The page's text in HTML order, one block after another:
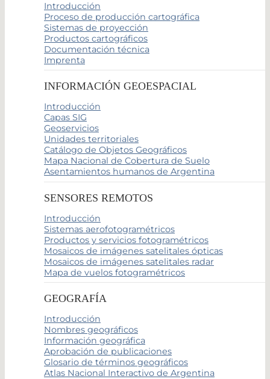
Introducción
Proceso de producción cartográfica
Sistemas de proyección
Productos cartográficos
Documentación técnica
Imprenta
INFORMACIÓN GEOESPACIAL
Introducción
Capas SIG
Geoservicios
Unidades territoriales
Catálogo de Objetos Geográficos
Mapa Nacional de Cobertura de Suelo
Asentamientos humanos de Argentina
SENSORES REMOTOS
Introducción
Sistemas aerofotogramétricos
Productos y servicios fotogramétricos
Mosaicos de imágenes satelitales ópticas
Mosaicos de imágenes satelitales radar
Mapa de vuelos fotogramétricos
GEOGRAFÍA
Introducción
Nombres geográficos
Información geográfica
Aprobación de publicaciones
Glosario de términos geográficos
Atlas Nacional Interactivo de Argentina